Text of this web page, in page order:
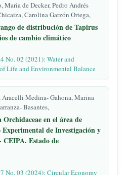
Maria de Decker, Pedro Andrés
Carolina Garzón Ortega,
de distribución de Tapirus
de cambio climático
No. 02 (2021): Water and
Life and Environmental Balance
Aracelli Medina- Gahona, Marina
Basantes,
en el área de
de Investigación y
CEIPA. Estado de
No. 03 (2024): Circular Economy